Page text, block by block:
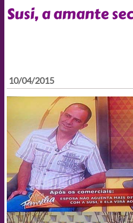
Susi, a amante
10/04/2015